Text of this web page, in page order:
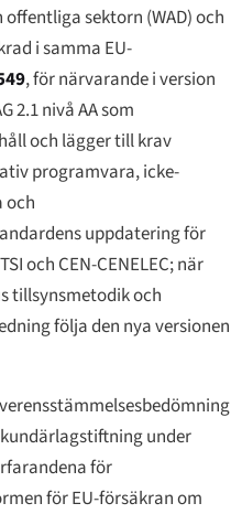
sektorn (WAD) och
i samma EU-
, för närvarande i version
2.1 nivå AA som
och lägger till krav
programvara, icke-
och
uppdatering för
och CEN-CENELEC; när
tillsynsmetodik och
följa den nya versionen
under
för
för EU-försäkran om